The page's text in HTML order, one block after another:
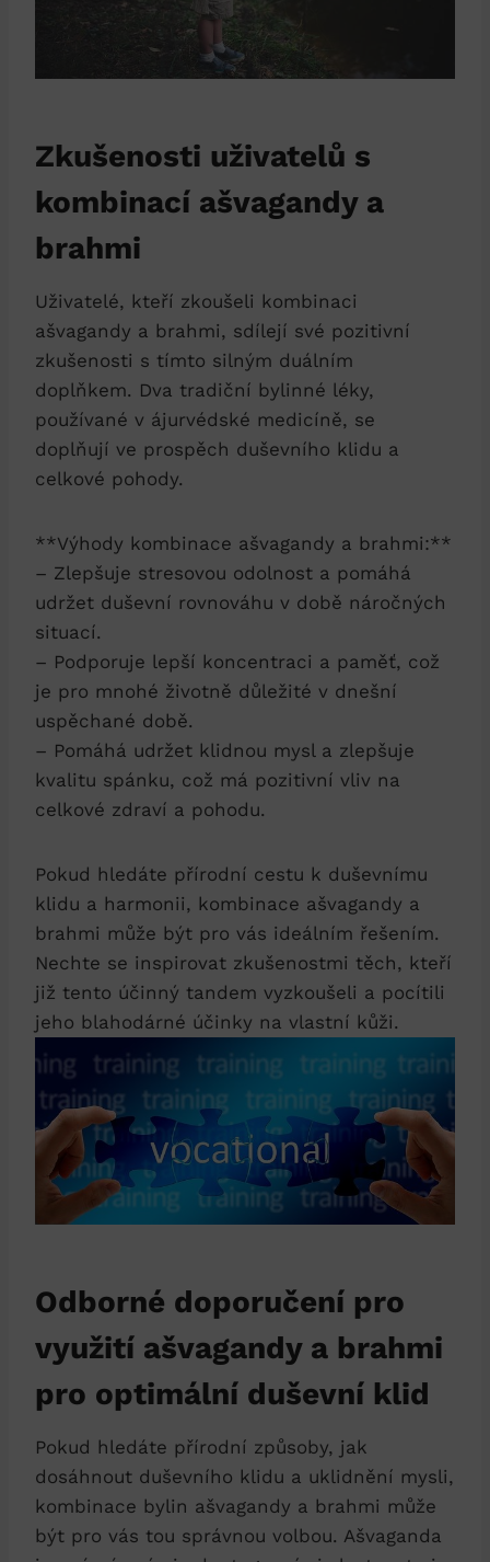
Zkušenosti uživatelů s
kombinací ašvagandy a
brahmi
Uživatelé, kteří zkoušeli kombinaci
ašvagandy a brahmi, sdílejí své pozitivní
zkušenosti s tímto silným duálním
doplňkem. Dva tradiční bylinné léky,
používané v ájurvédské medicíně, se
doplňují ve prospěch duševního klidu a
celkové pohody.
**Výhody kombinace ašvagandy a brahmi:**
– Zlepšuje stresovou odolnost a pomáhá
udržet duševní rovnováhu v době náročných
situací.
– Podporuje lepší koncentraci a paměť, což
je pro mnohé životně důležité v dnešní
uspěchané době.
– Pomáhá udržet klidnou mysl a zlepšuje
kvalitu spánku, což má pozitivní vliv na
celkové zdraví a pohodu.
Pokud hledáte přírodní cestu k duševnímu
klidu a harmonii, kombinace ašvagandy a
brahmi může být pro vás ideálním řešením.
Nechte se inspirovat zkušenostmi těch, kteří
již tento účinný tandem vyzkoušeli a pocítili
jeho blahodárné účinky na vlastní kůži.
Odborné doporučení pro
využití ašvagandy a brahmi
pro optimální duševní klid
Pokud hledáte přírodní způsoby, jak
dosáhnout duševního klidu a uklidnění mysli,
kombinace bylin ašvagandy a brahmi může
být pro vás tou správnou volbou. Ašvaganda